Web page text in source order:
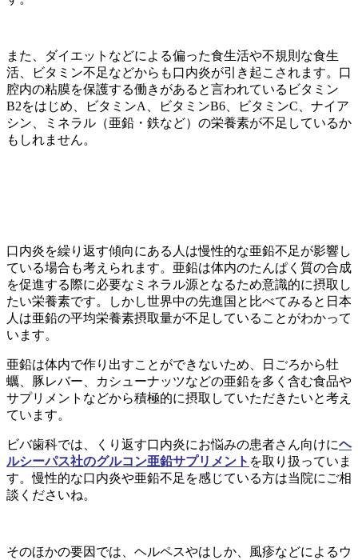
また、ダイエットなどによる偏った食生活や不規則な食生
活、ビタミン不足などからも口内炎が引き起こされます。口
腔内の粘膜を保護する働きがあると言われているビタミン
B2をはじめ、ビタミンA、ビタミンB6、ビタミンC、ナイア
シン、ミネラル（亜鉛・鉄など）の栄養素が不足しているか
もしれません。
口内炎を繰り返す傾向にある人は慢性的な亜鉛不足が影響し
ている場合も考えられます。 亜鉛は体内のたんぱく質の合成
を促進する際に必要なミネラル源となるため意識的に摂取し
たい栄養素です。しかし世界中の先進国と比べてみると日本
人は亜鉛の平均栄養素摂取量が不足していることがわかって
います。
亜鉛は体内で作り出すことができないため、 日ごろから牡
蠣、豚レバー、カシューナッツなどの亜鉛を多く含む食品や
サプリメントなどから積極的に摂取していただきたいと考え
ています。
ビバ歯科では、 くり返す口内炎にお悩みの患者さん向けにヘ
ルシーパス社のグルコン亜鉛サプリメント を取り扱っていま
す。慢性的な口内炎や亜鉛不足を感じている方は当院にご相
談くださいね。
そのほかの要因では、ヘルペスやはしか、風疹などによるウ